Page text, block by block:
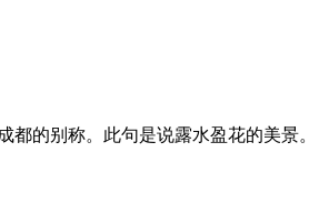
的别称。此句是说露水盈花的美景。